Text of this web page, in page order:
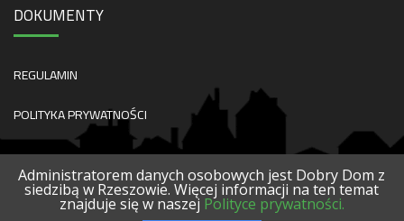
DOKUMENTY
REGULAMIN
POLITYKA PRYWATNOŚCI
Administratorem danych osobowych jest Dobry Dom z
siedzibą w Rzeszowie. Więcej informacji na ten temat
znajduje się w naszej Polityce prywatności.